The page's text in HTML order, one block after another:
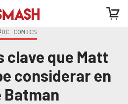
COMICS
clave que Matt
considerar en
Batman